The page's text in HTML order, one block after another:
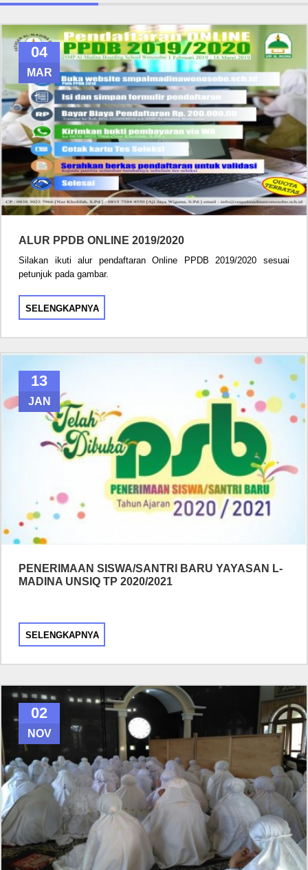
04
MAR
ALUR PPDB ONLINE 2019/2020
Silakan ikuti alur pendaftaran Online PPDB 2019/2020 sesuai
petunjuk pada gambar.
SELENGKAPNYA
13
JAN
PENERIMAAN SISWA/SANTRI BARU YAYASAN L-
MADINA UNSIQ TP 2020/2021
SELENGKAPNYA
02
NOV